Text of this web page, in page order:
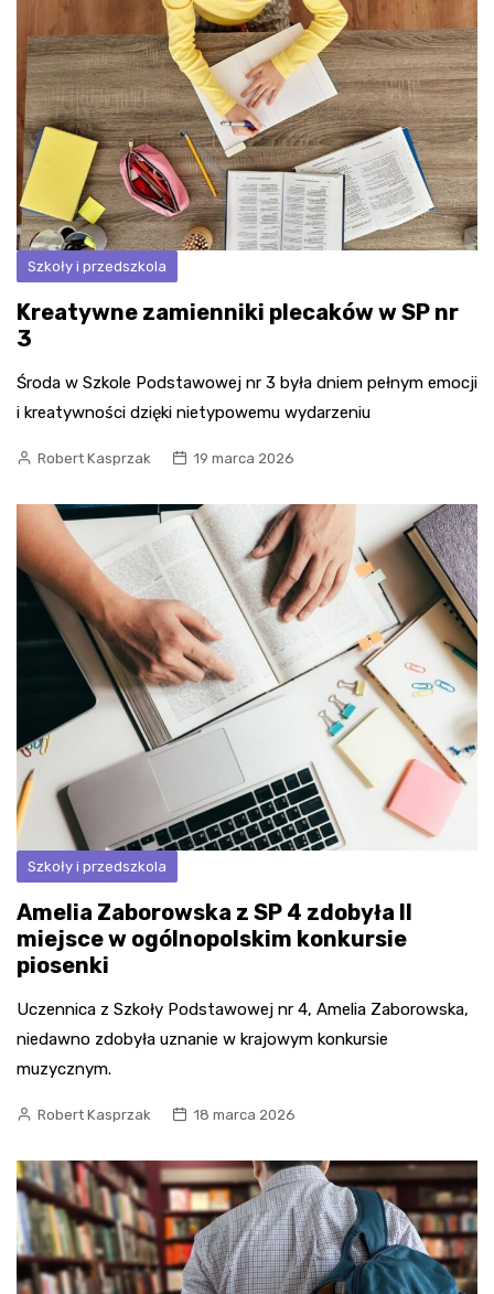
Szkoły i przedszkola
Kreatywne zamienniki plecaków w SP nr
3
Środa w Szkole Podstawowej nr 3 była dniem pełnym emocji
i kreatywności dzięki nietypowemu wydarzeniu
Robert Kasprzak 19 marca 2026
Szkoły i przedszkola
Amelia Zaborowska z SP 4 zdobyła II
miejsce w ogólnopolskim konkursie
piosenki
Uczennica z Szkoły Podstawowej nr 4, Amelia Zaborowska,
niedawno zdobyła uznanie w krajowym konkursie
muzycznym.
Robert Kasprzak 18 marca 2026